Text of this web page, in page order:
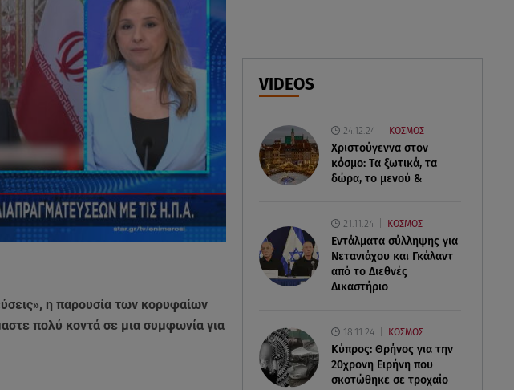
06.08.26 , 22:12
«Γεμάτη αλμύρα»
VIDEOS
24.12.24 ΚΟΣΜΟΣ
Χριστούγεννα στον
κόσμο: Tα ξωτικά, τα
δώρα, το μενού &
21.11.24 ΚΟΣΜΟΣ
Εντάλματα σύλληψης για
Νετανιάχου και Γκάλαντ
από το Διεθνές
Δικαστήριο
18.11.24 ΚΟΣΜΟΣ
Κύπρος: Θρήνος για την
20χρονη Ειρήνη που
σκοτώθηκε σε τροχαίο
η παρουσία των κορυφαίων
πολύ κοντά σε μια συμφωνία για